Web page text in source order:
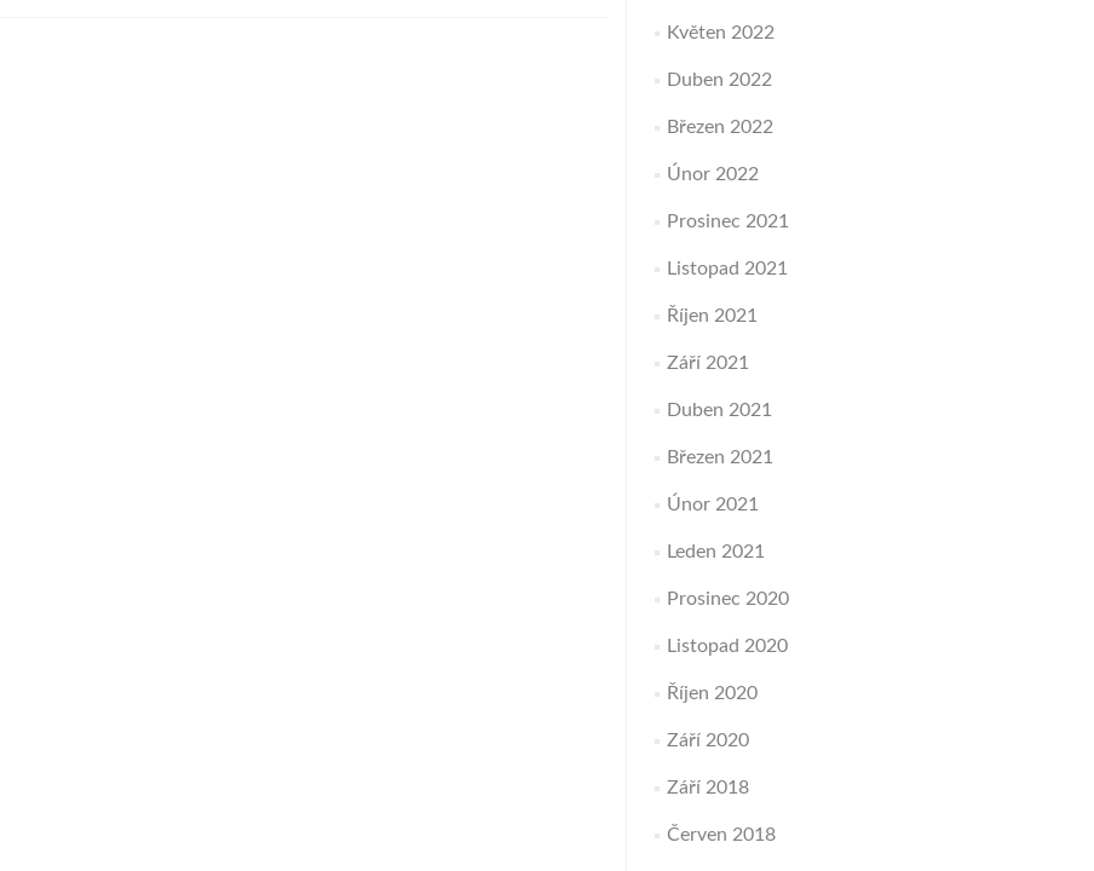
Květen 2022
Duben 2022
Březen 2022
Únor 2022
Prosinec 2021
Listopad 2021
Říjen 2021
Září 2021
Duben 2021
Březen 2021
Únor 2021
Leden 2021
Prosinec 2020
Listopad 2020
Říjen 2020
Září 2020
Září 2018
Červen 2018